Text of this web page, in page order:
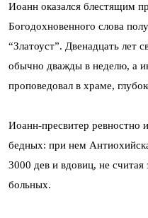
Иоанн оказался блестящим
Богодохновенного слова
“Златоуст”. Двенадцать лет
обычно дважды в неделю, а
проповедовал в храме,
Иоанн-пресвитер ревностно
бедных: при нем
3000 дев и вдовиц, не
больных.